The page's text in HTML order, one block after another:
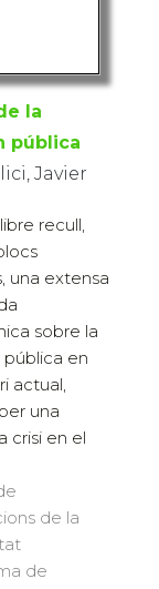
la
pública
Javier
recull,
una extensa
sobre la
en
actual,
una
crisi en el
de la
de